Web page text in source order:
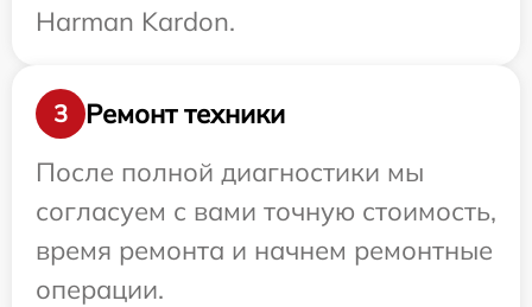
Harman Kardon.
3
Ремонт техники
После полной диагностики мы
согласуем с вами точную стоимость,
время ремонта и начнем ремонтные
операции.